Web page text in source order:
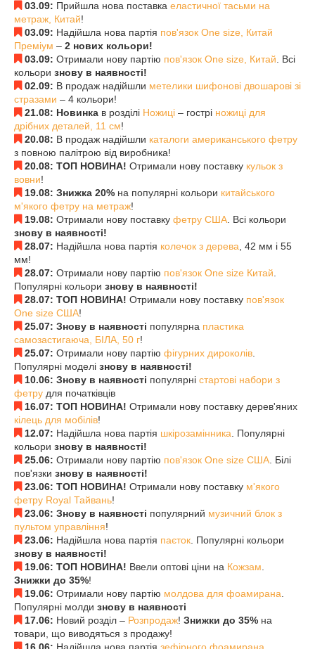
03.09: Прийшла нова поставка еластичної тасьми на
метраж, Китай!
03.09: Надійшла нова партія пов'язок One size, Китай
Преміум – 2 нових кольори!
03.09: Отримали нову партію пов'язок One size, Китай . Всі
кольори знову в наявності!
02.09: В продаж надійшли метелики шифонові двошарові зі
стразами – 4 кольори!
21.08: Новинка в розділі Ножиці – гострі ножиці для
дрібних деталей, 11 см!
20.08: В продаж надійшли каталоги американського фетру
з повною палітрою від виробника!
20.08: ТОП НОВИНА! Отримали нову поставку кульок з
вовни!
19.08: Знижка 20% на популярні кольори китайського
м'якого фетру на метраж!
19.08: Отримали нову поставку фетру США . Всі кольори
знову в наявності!
28.07: Надійшла нова партія колечок з дерева , 42 мм і 55
мм!
28.07: Отримали нову партію пов'язок One size Китай
Популярні кольори знову в наявності!
28.07: ТОП НОВИНА! Отримали нову поставку пов'язок
One size США!
25.07: Знову в наявності популярна пластика
самозастигаюча, БІЛА, 50 г!
25.07: Отримали нову партію фігурних дироколів
Популярні моделі знову в наявності!
10.06: Знову в наявності популярні стартові набори з
фетру для початківців
16.07: ТОП НОВИНА! Отримали нову поставку дерев'яних
кілець для мобілів!
12.07: Надійшла нова партія шкірозамінника . Популярні
кольори знову в наявності!
25.06: Отримали нову партію пов'язок One size США . Білі
пов'язки знову в наявності!
23.06: ТОП НОВИНА! Отримали нову поставку м'якого
фетру Royal Тайвань!
23.06: Знову в наявності популярний музичний блок з
пультом управління!
23.06: Надійшла нова партія паєток . Популярні кольори
знову в наявності!
19.06: ТОП НОВИНА! Ввели оптові ціни на Кожзам
Знижки до 35%!
19.06: Отримали нову партію молдова для фоамирана
Популярні молди знову в наявності
17.06: Новий розділ – Розпродаж! Знижки до 35% на
товари, що виводяться з продажу!
16.06: Надійшла нова партія зефірного фоамирана